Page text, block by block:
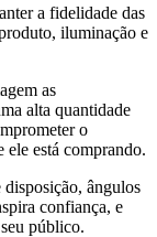
a fidelidade das
iluminação e
as
alta quantidade
o
ele está comprando.
ângulos
confiança, e
público.